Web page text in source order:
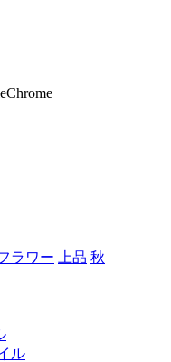
ラワー 上品 秋
ル